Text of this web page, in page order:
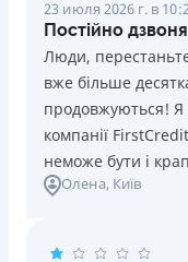
23 июля 2026 г. в
Постійно
Люди,
вже більше
продовжуються! Я
компанії
неможе бути і
Олена, Київ